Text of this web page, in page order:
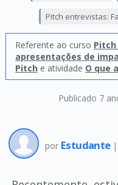
Publicado 7
Pitch entrevistas:
Referente ao curso
apresentações de
Pitch e atividade O que
por Estudante |